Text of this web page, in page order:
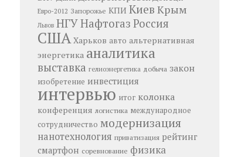
Евро-2012 Запорожье КПИ Киев Крым
Львов НГУНафтогаз Россия
США Харьков авто альтернативная
энергетика аналитика
выставка гелиоэнергетика добыча закон
изобретение инвестиция
интервью итог колонка
конференция логистика международное
сотрудничество модернизация
нанотехнология приватизация рейтинг
смартфон соревнование физика